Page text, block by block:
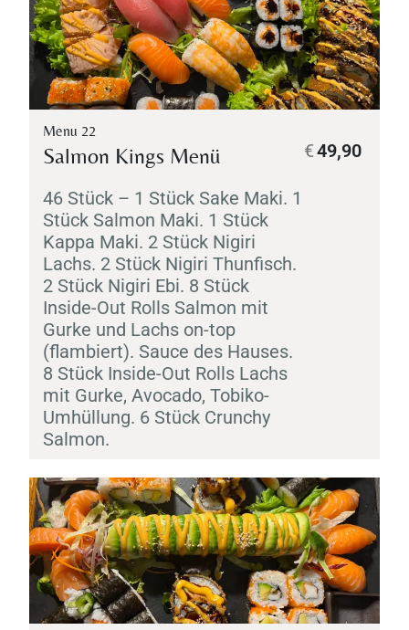
Menu 22
Salmon Kings Menü
46 Stück – 1 Stück Sake Maki. 1
Stück Salmon Maki. 1 Stück
Kappa Maki. 2 Stück Nigiri
Lachs. 2 Stück Nigiri Thunfisch.
2 Stück Nigiri Ebi. 8 Stück
Inside-Out Rolls Salmon mit
Gurke und Lachs on-top
(flambiert). Sauce des Hauses.
8 Stück Inside-Out Rolls Lachs
mit Gurke, Avocado, Tobiko-
Umhüllung. 6 Stück Crunchy
Salmon.
49,90
€